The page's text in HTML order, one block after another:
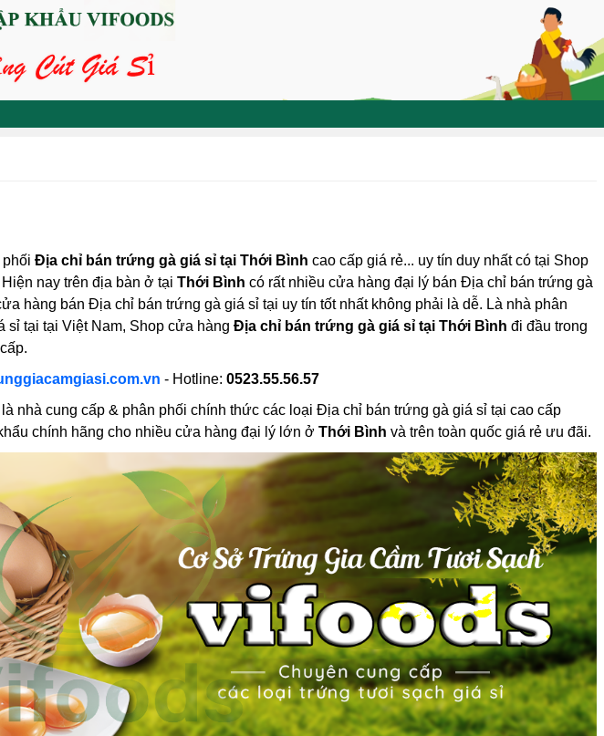
Địa chỉ bán trứng gà giá sỉ tại Thới Bình cao cấp giá rẻ... uy tín duy nhất có tại Shop
Hiện nay trên địa bàn ở tại Thới Bình có rất nhiều cửa hàng đại lý bán Địa chỉ bán trứng gà
hàng bán Địa chỉ bán trứng gà giá sỉ tại uy tín tốt nhất không phải là dễ. Là nhà phân
sỉ tại tại Việt Nam, Shop cửa hàng Địa chỉ bán trứng gà giá sỉ tại Thới Bình đi đầu trong
- Hotline: 0523.55.56.57
là nhà cung cấp & phân phối chính thức các loại Địa chỉ bán trứng gà giá sỉ tại cao cấp
chính hãng cho nhiều cửa hàng đại lý lớn ở Thới Bình và trên toàn quốc giá rẻ ưu đãi.